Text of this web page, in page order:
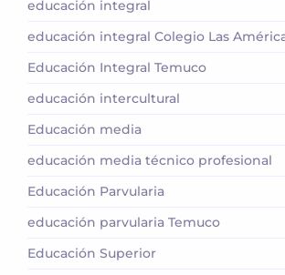
educación integral
educación integral Colegio Las
Educación Integral Temuco
educación intercultural
Educación media
educación media técnico profesional
Educación Parvularia
educación parvularia Temuco
Educación Superior